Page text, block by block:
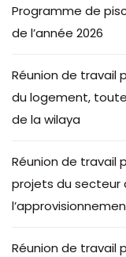
Programme de
de l’année 2026
Réunion de travail
du logement,
de la wilaya
Réunion de travail
projets du secteur
Réunion de travail